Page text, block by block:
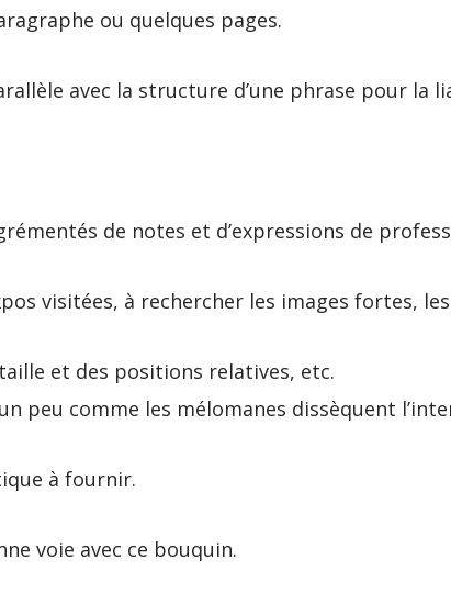
ou quelques pages.
avec la structure d’une phrase pour la
de notes et d’expressions de
visitées, à rechercher les images fortes,
et des positions relatives, etc.
peu comme les mélomanes dissèquent
à fournir.
voie avec ce bouquin.